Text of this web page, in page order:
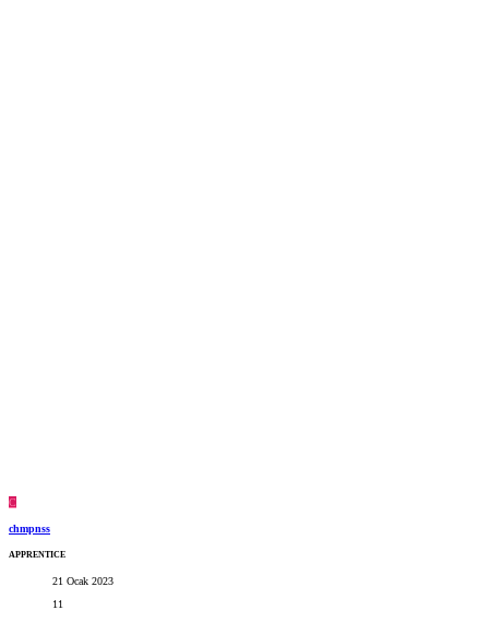
C
chmpnss
APPRENTICE
21 Ocak 2023
11